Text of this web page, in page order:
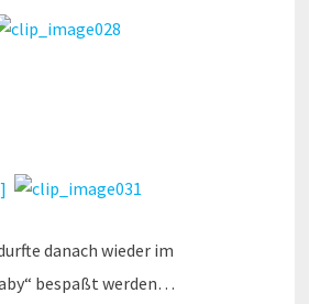
danach wieder im
bespaßt werden…